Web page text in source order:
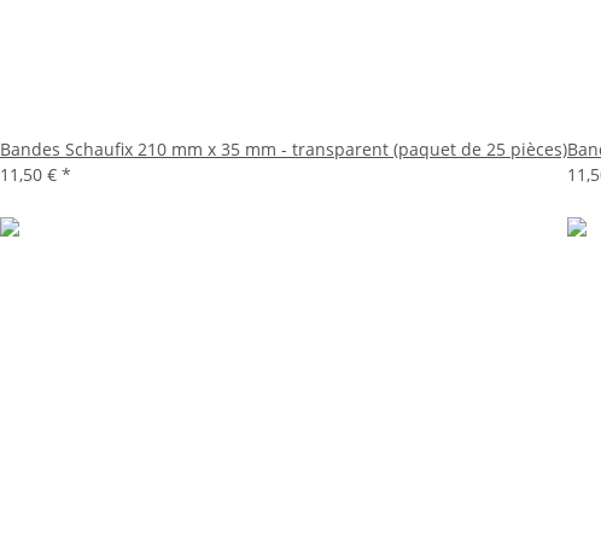
Bandes Schaufix 210 mm x 35 mm - transparent (paquet de 25 pièces)
11,50 € *